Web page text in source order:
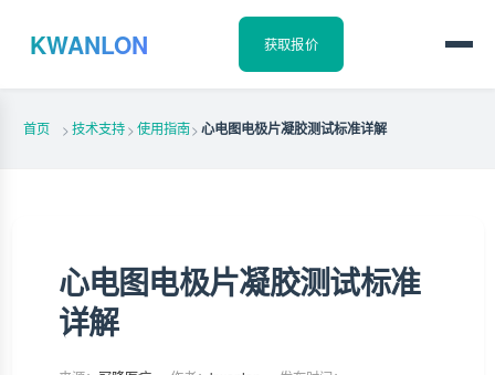
KWANLON 获取报价
首页 > 技术支持> 使用指南> 心电图电极片凝胶测试标准详解
心电图电极片凝胶测试标准
详解